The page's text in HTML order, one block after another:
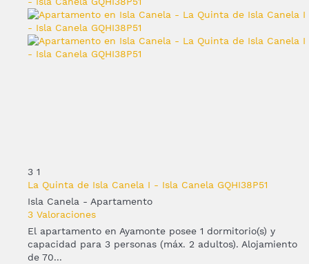
3 1
La Quinta de Isla Canela I - Isla Canela GQHI38P51
Isla Canela - Apartamento
3 Valoraciones
El apartamento en Ayamonte posee 1 dormitorio(s) y
capacidad para 3 personas (máx. 2 adultos). Alojamiento
de 70...